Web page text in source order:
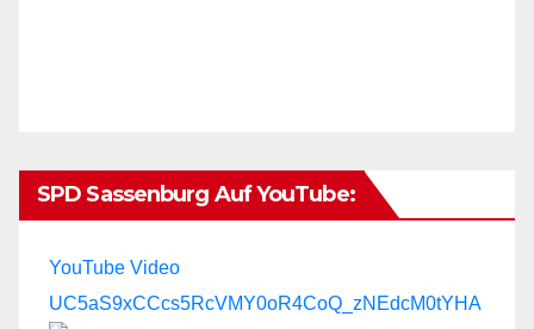
SPD Sassenburg Auf YouTube:
YouTube Video
UC5aS9xCCcs5RcVMY0oR4CoQ_zNEdcM0tYHA